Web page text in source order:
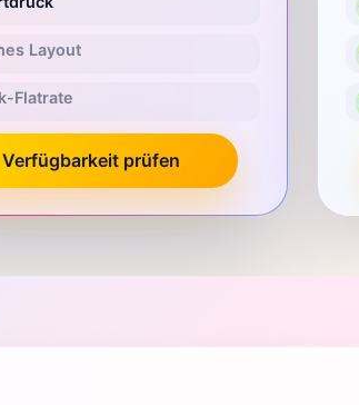
Layout
Flatrate
Verfügbarkeit prüfen